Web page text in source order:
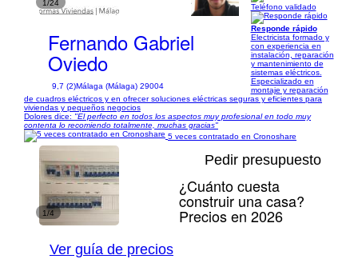
1/24
Fernando Gabriel
Oviedo
9,7 (2)Málaga (Málaga) 29004
Teléfono validado
Responde rápido
Electricista formado y
con experiencia en
instalación, reparación
y mantenimiento de
sistemas eléctricos.
Especializado en
montaje y reparación
de cuadros eléctricos y en ofrecer soluciones eléctricas seguras y eficientes para
viviendas y pequeños negocios
Dolores dice: "El perfecto en todos los aspectos muy profesional en todo muy
contenta lo recomiendo totalmente, muchas gracias"
5 veces contratado en Cronoshare
1/4
Pedir presupuesto
¿Cuánto cuesta
construir una casa?
Precios en 2026
Ver guía de precios